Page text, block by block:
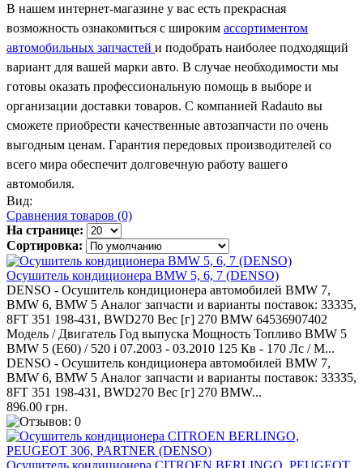
В нашем интернет-магазине у вас есть прекрасная
возможность ознакомиться с широким ассортиментом
автомобильных запчастей и подобрать наиболее подходящий
вариант для вашей марки авто. В случае необходимости мы
готовы оказать профессиональную помощь в выборе и
организации доставки товаров. С компанией Radauto вы
сможете приобрести качественные автозапчасти по очень
выгодным ценам. Гарантия передовых производителей со
всего мира обеспечит долговечную работу вашего
автомобиля.
Вид:
Сравнения товаров (0)
На странице:
Сортировка:
Осушитель кондиционера BMW 5, 6, 7 (DENSO)
DENSO - Осушитель кондиционера автомобилей BMW 7,
BMW 6, BMW 5 Аналог запчасти и варианты поставок: 33335,
8FT 351 198-431, BWD270 Вес [г] 270 BMW 64536907402
Модель / Двигатель Год выпуска Мощность Топливо BMW 5
BMW 5 (E60) / 520 i 07.2003 - 03.2010 125 Кв - 170 Лс / M...
DENSO - Осушитель кондиционера автомобилей BMW 7,
BMW 6, BMW 5 Аналог запчасти и варианты поставок: 33335,
8FT 351 198-431, BWD270 Вес [г] 270 BMW...
896.00 грн.
Осушитель кондиционера CITROEN BERLINGO, PEUGEOT